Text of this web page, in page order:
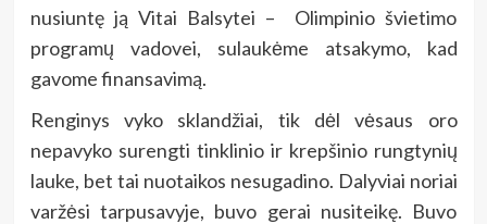
nusiuntę ją Vitai Balsytei – Olimpinio švietimo
programų vadovei, sulaukėme atsakymo, kad
gavome finansavimą.
Renginys vyko sklandžiai, tik dėl vėsaus oro
nepavyko surengti tinklinio ir krepšinio rungtynių
lauke, bet tai nuotaikos nesugadino. Dalyviai noriai
varžėsi tarpusavyje, buvo gerai nusiteikę. Buvo